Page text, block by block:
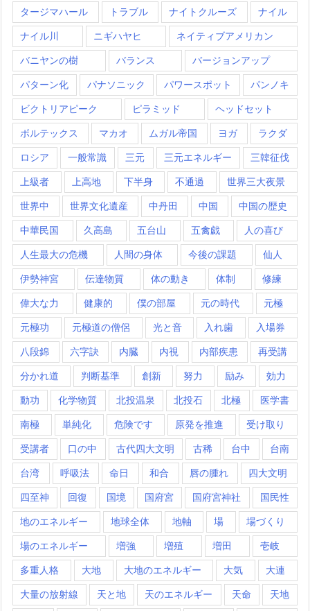
タージマハール トラブル ナイトクルーズ ナイル
ナイル川 ニギハヤヒ ネイティブアメリカン
バニヤンの樹 バランス バージョンアップ
パターン化 パナソニック パワースポット パンノキ
ビクトリアピーク ピラミッド ヘッドセット
ボルテックス マカオ ムガル帝国 ヨガ ラクダ
ロシア 一般常識 三元 三元エネルギー 三韓征伐
上級者 上高地 下半身 不通過 世界三大夜景
世界中 世界文化遺産 中丹田 中国 中国の歴史
中華民国 久高島 五台山 五禽戯 人の喜び
人生最大の危機 人間の身体 今後の課題 仙人
伊勢神宮 伝達物質 体の動き 体制 修練
偉大な力 健康的 僕の部屋 元の時代 元極
元極功 元極道の僧侶 光と音 入れ歯 入場券
八段錦 六字訣 内臓 内視 内部疾患 再受講
分かれ道 判断基準 創新 努力 励み 効力
動功 化学物質 北投温泉 北投石 北極 医学書
南極 単純化 危険です 原発を推進 受け取り
受講者 口の中 古代四大文明 古稀 台中 台南
台湾 呼吸法 命日 和合 唇の腫れ 四大文明
四至神 回復 国境 国府宮 国府宮神社 国民性
地のエネルギー 地球全体 地軸 場 場づくり
場のエネルギー 増強 増殖 増田 壱岐
多重人格 大地 大地のエネルギー 大気 大連
大量の放射線 天と地 天のエネルギー 天命 天地